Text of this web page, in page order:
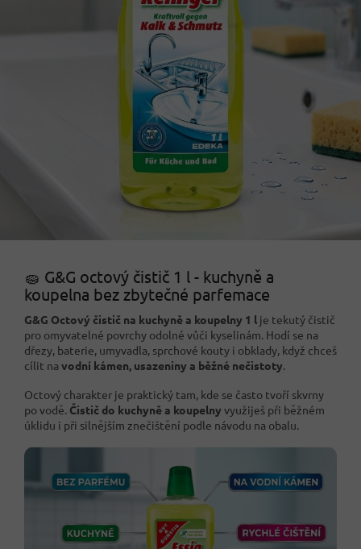
🧽 G&G octový čistič 1 l - kuchyně a
koupelna bez zbytečné parfemace
G&G Octový čistič na kuchyně a koupelny 1 l je tekutý čistič
pro omyvatelné povrchy odolné vůči kyselinám. Hodí se na
dřezy, baterie, umyvadla, sprchové kouty i obklady, když chceš
cílit na vodní kámen, usazeniny a běžné nečistoty.
Octový charakter je praktický tam, kde se často tvoří skvrny
po vodě. Čistič do kuchyně a koupelny využiješ při běžném
úklidu i při silnějším znečištění podle návodu na obalu.